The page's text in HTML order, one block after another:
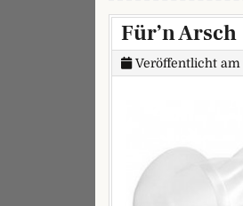
Für’n Arsch
Veröffentlicht am